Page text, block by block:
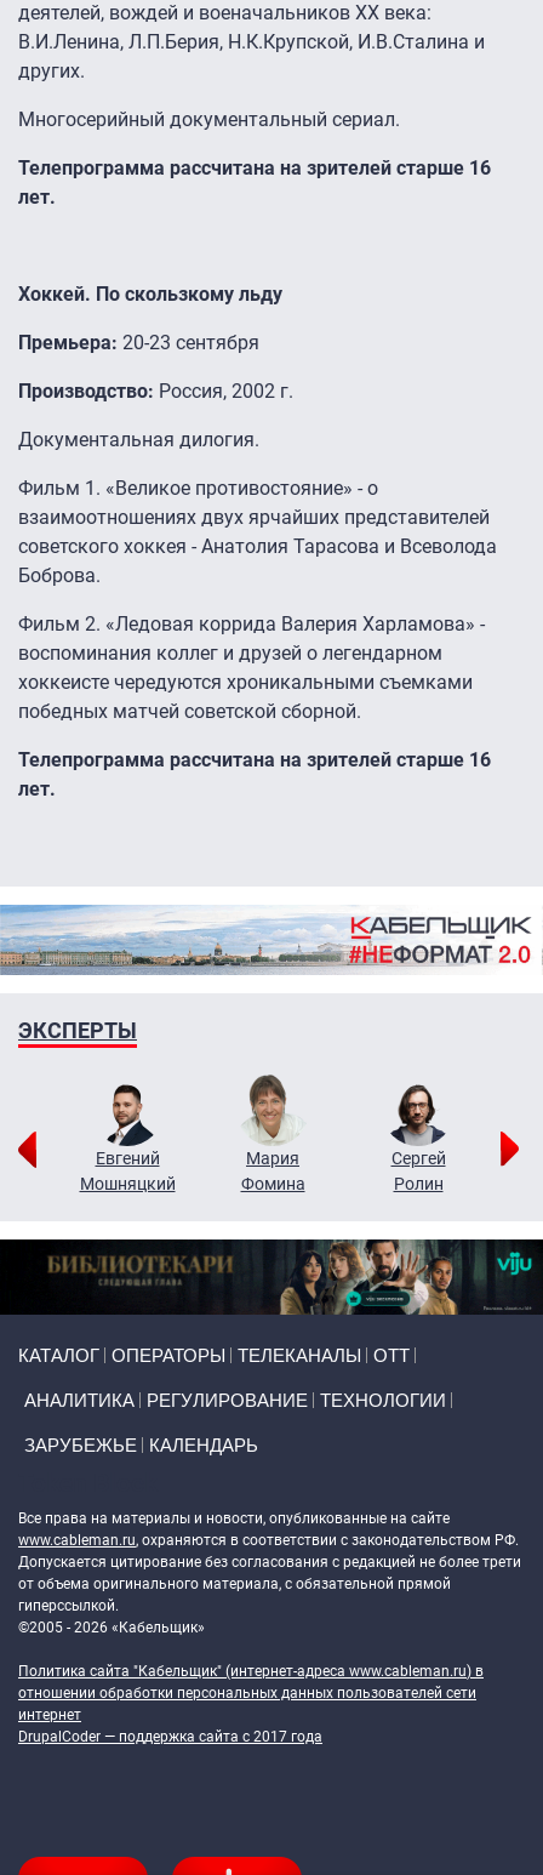
деятелей, вождей и военачальников XX века:
В.И.Ленина, Л.П.Берия, Н.К.Крупской, И.В.Сталина и
других.
Многосерийный документальный сериал.
Телепрограмма рассчитана на зрителей старше 16
лет.
Хоккей. По скользкому льду
Премьера: 20-23 сентября
Производство: Россия, 2002 г.
Документальная дилогия.
Фильм 1. «Великое противостояние» - о
взаимоотношениях двух ярчайших представителей
советского хоккея - Анатолия Тарасова и Всеволода
Боброва.
Фильм 2. «Ледовая коррида Валерия Харламова» -
воспоминания коллег и друзей о легендарном
хоккеисте чередуются хроникальными съемками
победных матчей советской сборной.
Телепрограмма рассчитана на зрителей старше 16
лет.
ЭКСПЕРТЫ
Евгений
Мошняцкий
Мария
Фомина
Сергей
Ролин
КАТАЛОГ ОПЕРАТОРЫ ТЕЛЕКАНАЛЫ ОТТ
АНАЛИТИКА РЕГУЛИРОВАНИЕ ТЕХНОЛОГИИ
ЗАРУБЕЖЬЕ КАЛЕНДАРЬ
Все права на материалы и новости, опубликованные на сайте
www.cableman.ru, охраняются в соответствии с законодательством РФ.
Допускается цитирование без согласования с редакцией не более трети
от объема оригинального материала, с обязательной прямой
гиперссылкой.
©2005 - 2026 «Кабельщик»
Политика сайта "Кабельщик" (интернет-адреса www.cableman.ru) в
отношении обработки персональных данных пользователей сети
интернет
DrupalCoder — поддержка сайта c 2017 года